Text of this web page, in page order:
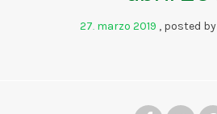
27. marzo 2019 posted by